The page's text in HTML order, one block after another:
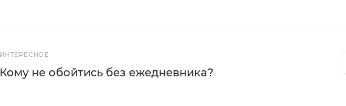
ИНТЕРЕСНОЕ
Кому не обойтись без ежедневника?